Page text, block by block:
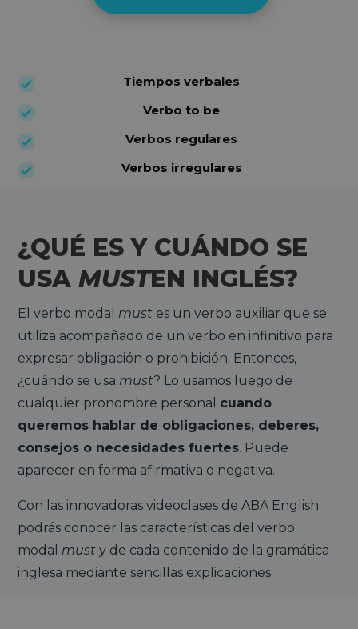
Tiempos verbales
Verbo to be
Verbos regulares
Verbos irregulares
¿QUÉ ES Y CUÁNDO SE
USAMUSTEN INGLÉS?
El verbo modal must es un verbo auxiliar que se
utiliza acompañado de un verbo en infinitivo para
expresar obligación o prohibición. Entonces,
¿cuándo se usa must? Lo usamos luego de
cualquier pronombre personal cuando
queremos hablar de obligaciones, deberes,
consejos o necesidades fuertes. Puede
aparecer en forma afirmativa o negativa.
Con las innovadoras videoclases de ABA English
podrás conocer las características del verbo
modal must y de cada contenido de la gramática
inglesa mediante sencillas explicaciones.